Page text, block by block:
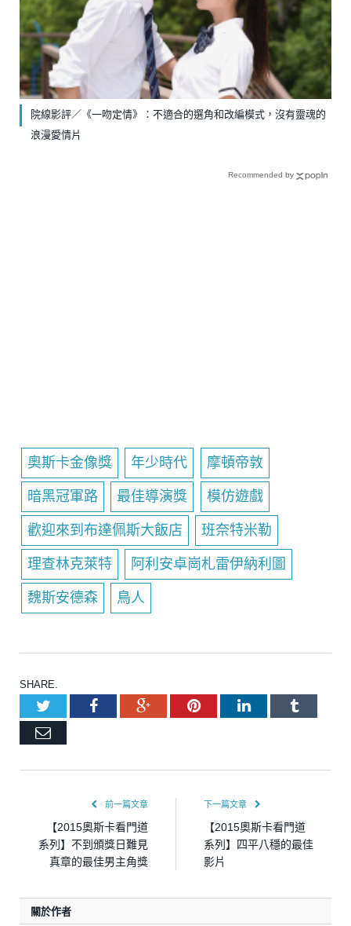
院線影評／《一吻定情》：不適合的選角和改編模式，沒有靈魂的
浪漫愛情片
Recommended by
奧斯卡金像獎 年少時代 摩頓帝敦
暗黑冠軍路 最佳導演獎 模仿遊戲
歡迎來到布達佩斯大飯店 班奈特米勒
理查林克萊特 阿利安卓崗札雷伊納利圖
魏斯安德森 鳥人
SHARE.
TwitterFacebookGoogle+PinterestLinkedInTumblr
Email
前一篇文章
【2015奧斯卡看門道
系列】不到頒獎日難見
真章的最佳男主角獎
下一篇文章
【2015奧斯卡看門道
系列】四平八穩的最佳
影片
關於作者